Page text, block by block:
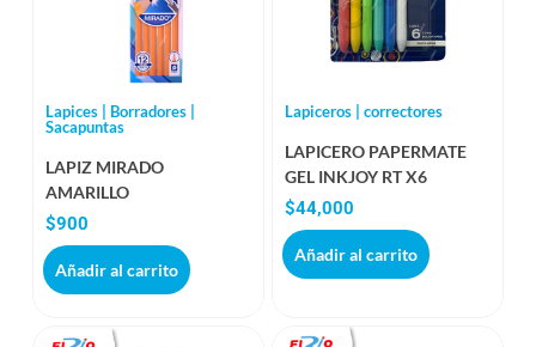
Lapices | Borradores |
Sacapuntas
LAPIZ MIRADO
AMARILLO
$900
Añadir al carrito
Lapiceros | correctores
LAPICERO PAPERMATE
GEL INKJOY RT X6
$44,000
Añadir al carrito